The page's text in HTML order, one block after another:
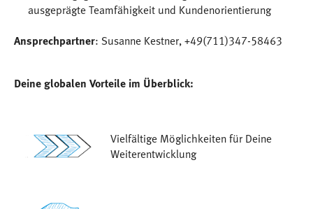
ausgeprägte Teamfähigkeit und Kundenorientierung
Ansprechpartner: Susanne Kestner, +49(711)347-58463
Deine globalen Vorteile im Überblick:
Vielfältige Möglichkeiten für Deine
Weiterentwicklung